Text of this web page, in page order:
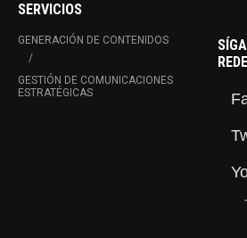
SERVICIOS
GENERACIÓN DE CONTENIDOS
GESTIÓN DE COMUNICACIONES
ESTRATÉGICAS